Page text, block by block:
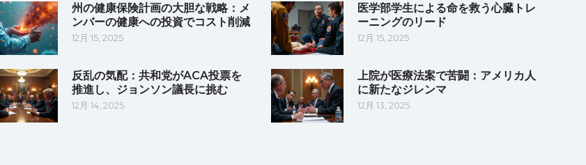
州の健康保険計画の大胆な戦略：メ
ンバーの健康への投資でコスト削減
12月 15, 2025
医学部学生による命を救う心臓トレ
ーニングのリード
12月 15, 2025
反乱の気配：共和党がACA投票を
推進し、ジョンソン議長に挑む
12月 14, 2025
上院が医療法案で苦闘：アメリカ人
に新たなジレンマ
12月 13, 2025